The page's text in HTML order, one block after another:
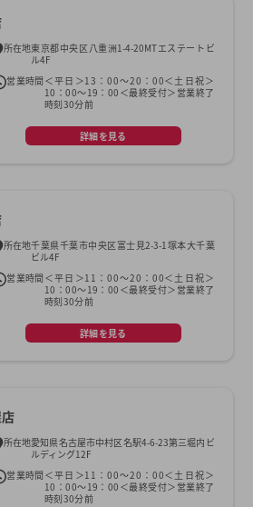
所在地東京都中央区八重洲1-4-20MTエステートビ
ル4F
営業時間 ＜平日＞13：00～20：00＜土日祝＞
10：00～19：00＜最終受付＞営業終了
時刻30分前
詳細を見る
所在地千葉県千葉市中央区富士見2-3-1塚本大千葉
ビル4F
営業時間 ＜平日＞11：00～20：00＜土日祝＞
10：00～19：00＜最終受付＞営業終了
時刻30分前
詳細を見る
所在地愛知県名古屋市中村区名駅4-6-23第三堀内ビ
ルディング12F
営業時間 ＜平日＞11：00～20：00＜土日祝＞
10：00～19：00＜最終受付＞営業終了
時刻30分前